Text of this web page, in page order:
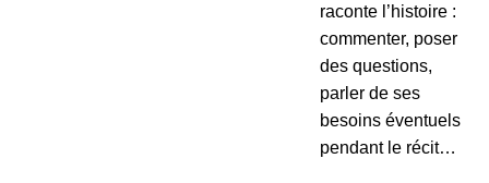
raconte l’histoire :
commenter, poser
des questions,
parler de ses
besoins éventuels
pendant le récit…